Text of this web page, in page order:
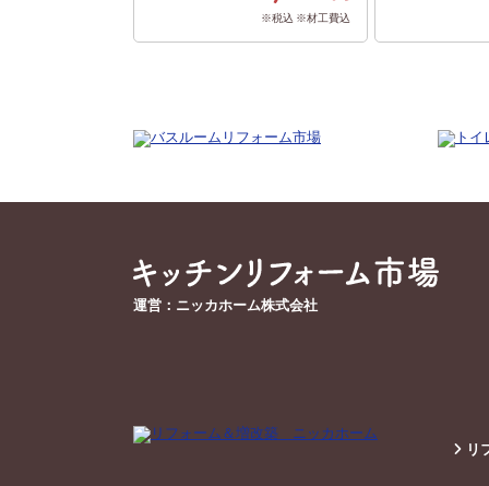
※税込 ※材工費込
運営：ニッカホーム株式会社
リ